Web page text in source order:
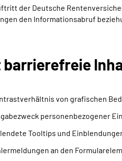
der Deutsche
den Informationsabruf
barrierefreie
von grafischen
personenbezogener
Tooltips und
an den